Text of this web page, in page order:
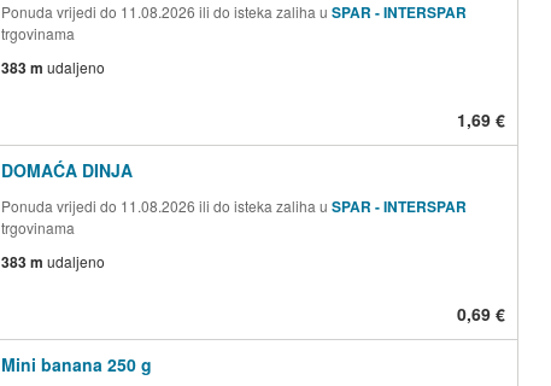
Ponuda vrijedi do 11.08.2026 ili do isteka zaliha u SPAR - INTERSPAR
trgovinama
383 m udaljeno
1,69 €
DOMAĆA DINJA
Ponuda vrijedi do 11.08.2026 ili do isteka zaliha u SPAR - INTERSPAR
trgovinama
383 m udaljeno
0,69 €
Mini banana 250 g